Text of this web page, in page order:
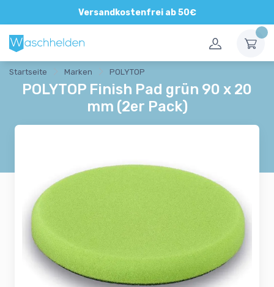
Versandkostenfrei ab 50€
Startseite Marken POLYTOP
POLYTOP Finish Pad grün 90 x 20
mm (2er Pack)